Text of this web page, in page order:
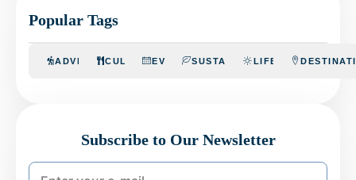
Popular Tags
ADVENTURECULINARYEVENTSSUSTAINABILITYLIFESTYLE
Subscribe to Our Newsletter